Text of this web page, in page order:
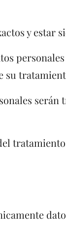
y estar
su
serán